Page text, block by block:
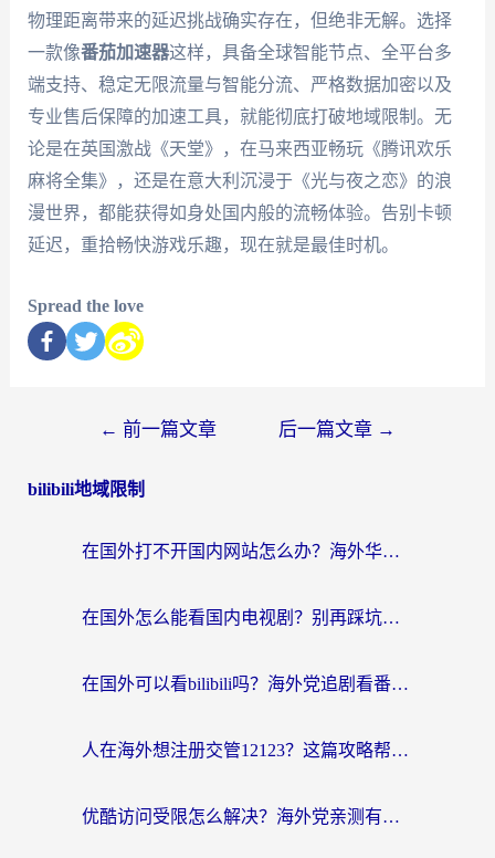
物理距离带来的延迟挑战确实存在，但绝非无解。选择
一款像番茄加速器这样，具备全球智能节点、全平台多
端支持、稳定无限流量与智能分流、严格数据加密以及
专业售后保障的加速工具，就能彻底打破地域限制。无
论是在英国激战《天堂》，在马来西亚畅玩《腾讯欢乐
麻将全集》，还是在意大利沉浸于《光与夜之恋》的浪
漫世界，都能获得如身处国内般的流畅体验。告别卡顿
延迟，重拾畅快游戏乐趣，现在就是最佳时机。
Spread the love
← 前一篇文章 后一篇文章 →
bilibili地域限制
在国外打不开国内网站怎么办？海外华人亲测的回国加速器选择指南
在国外怎么能看国内电视剧？别再踩坑！这篇给你真实解决方案
在国外可以看bilibili吗？海外党追剧看番的终极解决方案来了
人在海外想注册交管12123？这篇攻略帮你搞定（附回国加速神器）
优酷访问受限怎么解决？海外党亲测有效的回国加速方案